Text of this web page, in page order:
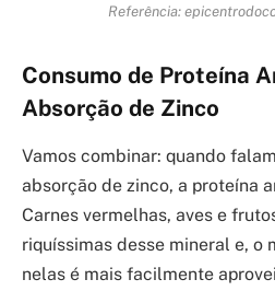
Referência:
Consumo de Proteína
Absorção de Zinco
Vamos combinar: quando
absorção de zinco, a proteína
Carnes vermelhas, aves e
riquíssimas desse mineral e, o
nelas é mais facilmente